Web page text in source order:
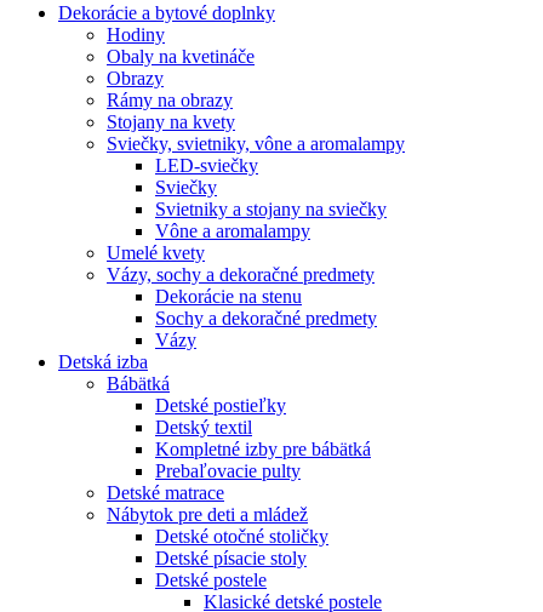
Dekorácie a bytové doplnky
Hodiny
Obaly na kvetináče
Obrazy
Rámy na obrazy
Stojany na kvety
Sviečky, svietniky, vône a aromalampy
LED-sviečky
Sviečky
Svietniky a stojany na sviečky
Vône a aromalampy
Umelé kvety
Vázy, sochy a dekoračné predmety
Dekorácie na stenu
Sochy a dekoračné predmety
Vázy
Detská izba
Bábätká
Detské postieľky
Detský textil
Kompletné izby pre bábätká
Prebaľovacie pulty
Detské matrace
Nábytok pre deti a mládež
Detské otočné stoličky
Detské písacie stoly
Detské postele
Klasické detské postele